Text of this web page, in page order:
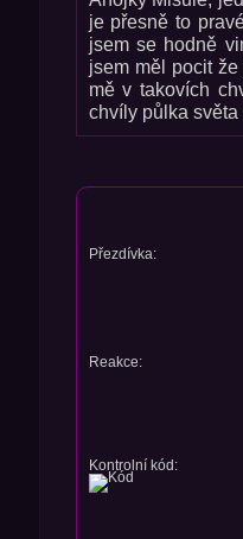
je přesně to
jsem se hodně
jsem měl pocit
mě v takovích
chvíly půlka světa
Přezdívka:
Reakce:
Kontrolní kód: